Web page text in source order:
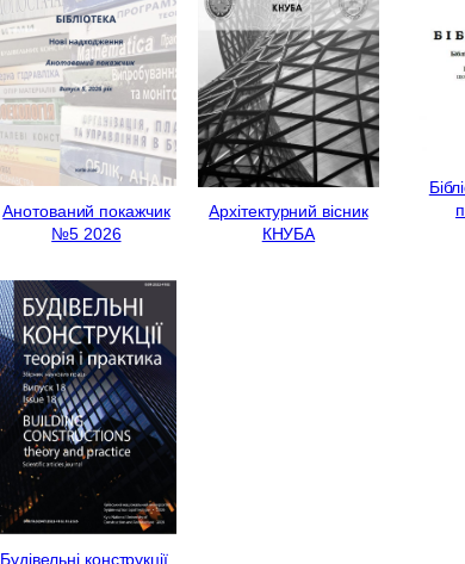
Анотований покажчик
№5 2026
Архітектурний вісник
КНУБА
Будівельні конструкції.